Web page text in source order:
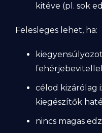
kitéve (pl. sok
Felesleges lehet, ha:
fehérjebevitellel
célod kizárólag
kiegészítők
nincs magas